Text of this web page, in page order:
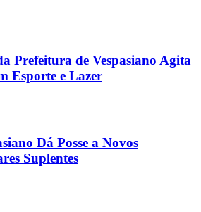
Prefeitura de Vespasiano Agita
Esporte e Lazer
Dá Posse a Novos
Suplentes